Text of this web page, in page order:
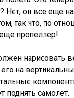
Нет, он все еще
так что, по
пропеллер!
нарисовать
его на
поднять самолет.